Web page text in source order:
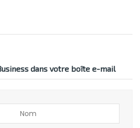
dans votre boîte e-mail